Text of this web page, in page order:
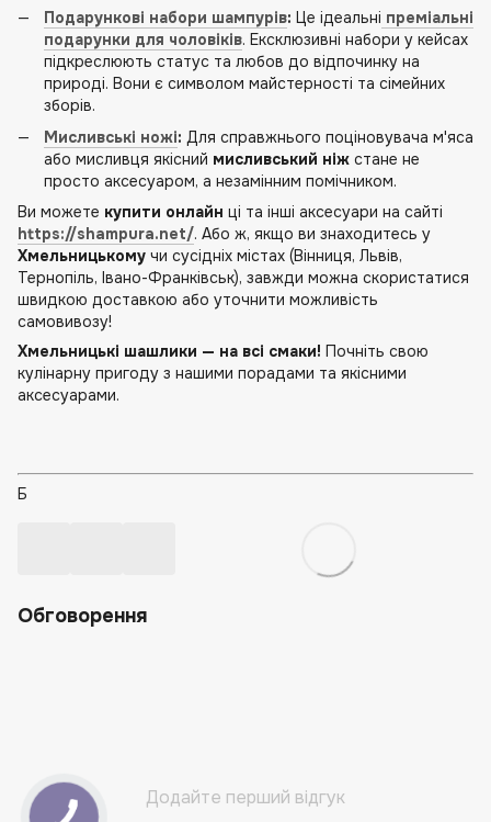
Подарункові набори шампурів: Це ідеальні преміальні
подарунки для чоловіків. Ексклюзивні набори у кейсах
підкреслюють статус та любов до відпочинку на
природі. Вони є символом майстерності та сімейних
зборів.
Мисливські ножі: Для справжнього поціновувача м'яса
або мисливця якісний мисливський ніж стане не
просто аксесуаром, а незамінним помічником.
Ви можете купити онлайн ці та інші аксесуари на сайті
https://shampura.net/. Або ж, якщо ви знаходитесь у
Хмельницькому чи сусідніх містах (Вінниця, Львів,
Тернопіль, Івано-Франківськ), завжди можна скористатися
швидкою доставкою або уточнити можливість
самовивозу!
Хмельницькі шашлики — на всі смаки! Почніть свою
кулінарну пригоду з нашими порадами та якісними
аксесуарами.
Б
Обговорення
Додайте перший відгук